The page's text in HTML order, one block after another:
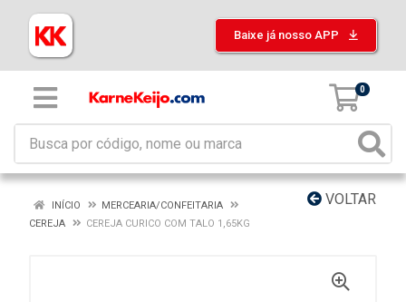
Baixe já nosso APP
0
VOLTAR
INÍCIO
MERCEARIA/CONFEITARIA
CEREJA
CEREJA CURICO COM TALO 1,65KG